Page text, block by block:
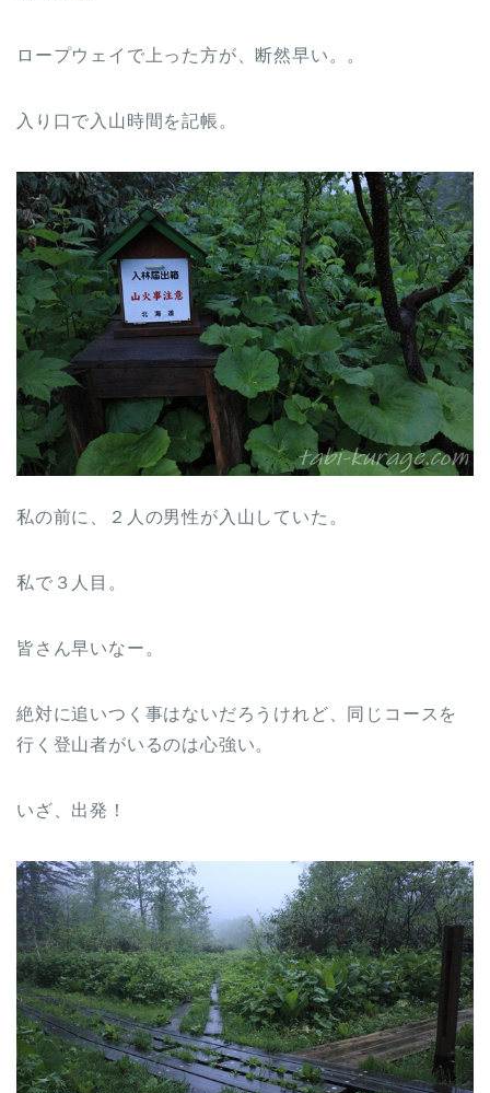
ロープウェイで上った方が、断然早い。。
入り口で入山時間を記帳。
私の前に、２人の男性が入山していた。
私で３人目。
皆さん早いなー。
絶対に追いつく事はないだろうけれど、同じコースを
行く登山者がいるのは心強い。
いざ、出発！